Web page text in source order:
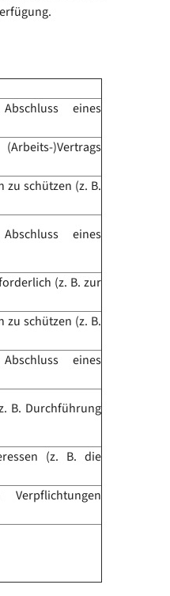
eines
)Vertrags
schützen (z. B.
eines
(z. B. zur
schützen (z. B.
eines
B. Durchführung
(z. B. die